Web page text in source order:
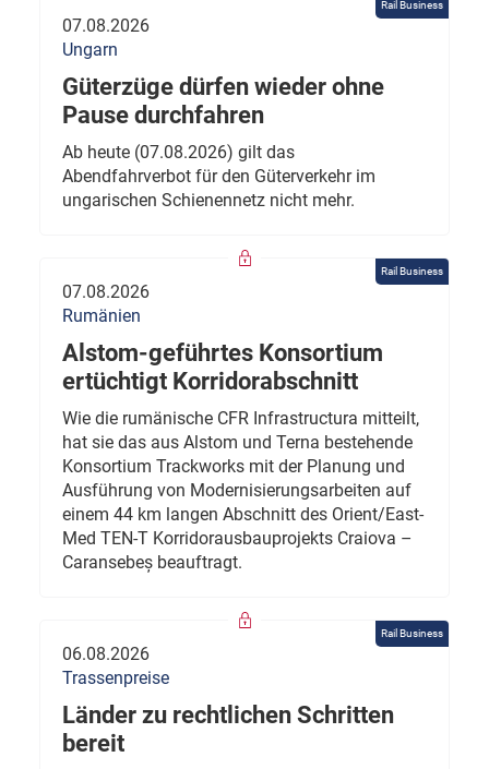
Rail Business
07.08.2026
Ungarn
Güterzüge dürfen wieder ohne
Pause durchfahren
Ab heute (07.08.2026) gilt das
Abendfahrverbot für den Güterverkehr im
ungarischen Schienennetz nicht mehr.
Rail Business
07.08.2026
Rumänien
Alstom-geführtes Konsortium
ertüchtigt Korridorabschnitt
Wie die rumänische CFR Infrastructura mitteilt,
hat sie das aus Alstom und Terna bestehende
Konsortium Trackworks mit der Planung und
Ausführung von Modernisierungsarbeiten auf
einem 44 km langen Abschnitt des Orient/East-
Med TEN-T Korridorausbauprojekts Craiova –
Caransebeș beauftragt.
Rail Business
06.08.2026
Trassenpreise
Länder zu rechtlichen Schritten
bereit